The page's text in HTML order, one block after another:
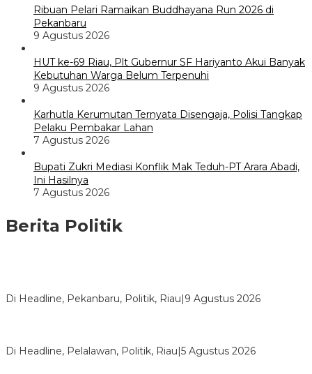
Ribuan Pelari Ramaikan Buddhayana Run 2026 di
Pekanbaru
9 Agustus 2026
HUT ke-69 Riau, Plt Gubernur SF Hariyanto Akui Banyak
Kebutuhan Warga Belum Terpenuhi
9 Agustus 2026
Karhutla Kerumutan Ternyata Disengaja, Polisi Tangkap
Pelaku Pembakar Lahan
7 Agustus 2026
Bupati Zukri Mediasi Konflik Mak Teduh-PT Arara Abadi,
Ini Hasilnya
7 Agustus 2026
Berita Politik
Di Headline, Pekanbaru, Politik, Riau|9 Agustus 2026
Di Headline, Pelalawan, Politik, Riau|5 Agustus 2026